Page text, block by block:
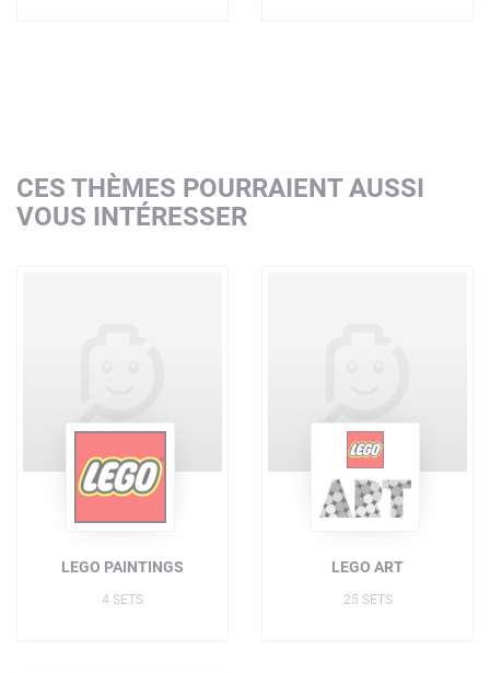
CES THÈMES POURRAIENT AUSSI
VOUS INTÉRESSER
LEGO PAINTINGS
4 SETS
LEGO ART
25 SETS